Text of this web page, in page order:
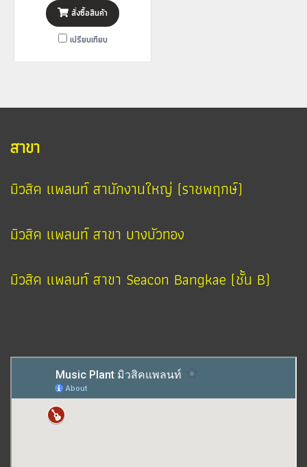
สั่งซื้อสินค้า
เปรียบเทียบ
สาขา
มิวสิค แพลนท์ สานักงานใหญ่ (ราชพฤกษ์)
มิวสิค แพลนท์ สาขา บางบัวทอง
มิวสิค แพลนท์ สาขา Seacon Bangkae (ชั้น B)